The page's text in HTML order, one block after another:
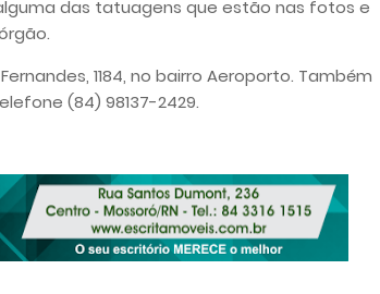
das tatuagens que estão nas fotos e
1184, no bairro Aeroporto. Também
(84) 98137-2429.